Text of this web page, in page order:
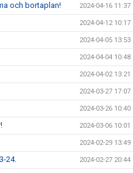
och bortaplan! 2024-04-16 11:37
2024-04-12 10:17
2024-04-05 13:53
2024-04-04 10:48
2024-04-02 13:21
2024-03-27 17:07
2024-03-26 10:40
2024-03-06 10:01
2024-02-29 13:49
24. 2024-02-27 20:44